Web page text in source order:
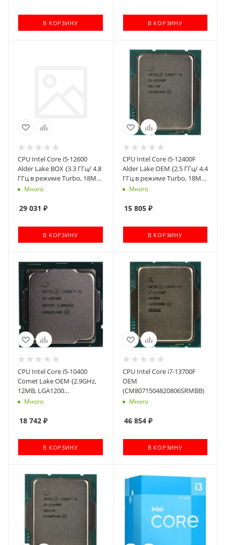
В КОРЗИНУ В КОРЗИНУ
CPU Intel Core i5-12600
Alder Lake BOX {3.3 ГГц/ 4.8
ГГц в режиме Turbo, 18MB,
Intel UHD Graphics 770,
Много
29 031 ₽
В КОРЗИНУ
CPU Intel Core i5-12400F
Alder Lake OEM {2.5 ГГц/ 4.4
ГГц в режиме Turbo, 18MB,
LGA1700}
Много
15 805₽
В КОРЗИНУ
CPU Intel Core i5-10400
Comet Lake OEM {2.9GHz,
12MB, LGA1200
CM8070104282718/CM8070104290715SRH3C}
Много
18 742 ₽
В КОРЗИНУ
CPU Intel Core i7-13700F
OEM
(CM8071504820806SRMBB)
Много
46 854₽
В КОРЗИНУ